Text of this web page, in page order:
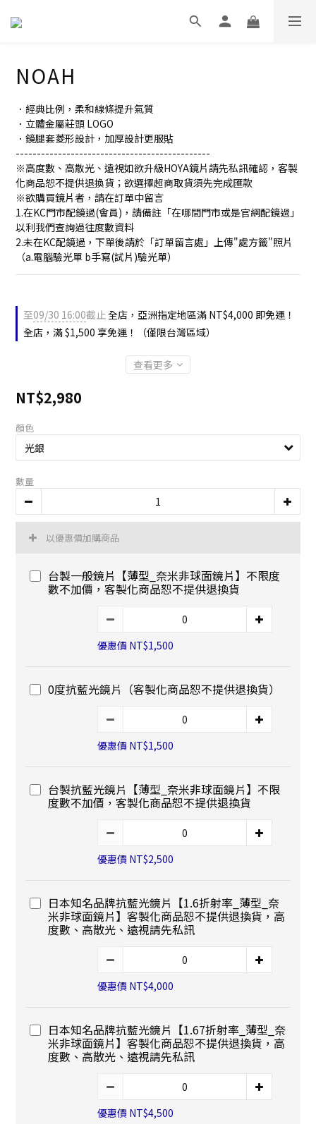
NOAH
．經典比例，柔和線條提升氣質
．立體金屬莊頭 LOGO
．鏡腿套菱形設計，加厚設計更服貼
----------------------------------------------
※高度數、高散光、遠視如欲升級HOYA鏡片請先私訊確認，客製
化商品恕不提供退換貨；欲選擇超商取貨須先完成匯款
※欲購買鏡片者，請在訂單中留言
1.在KC門市配鏡過(會員)，請備註「在哪間門市或是官網配鏡過」
以利我們查詢過往度數資料
2.未在KC配鏡過，下單後請於「訂單留言處」上傳"處方籤"照片
（a.電腦驗光單 b手寫(試片)驗光單）
至09/30 16:00截止全店，亞洲指定地區滿 NT$4,000 即免運！
全店，滿 $1,500 享免運！（僅限台灣區域）
查看更多
NT$2,980
顏色
數量
以優惠價加購商品
台製一般鏡片【薄型_奈米非球面鏡片】不限度
數不加價，客製化商品恕不提供退換貨
優惠價 NT$1,500
0度抗藍光鏡片（客製化商品恕不提供退換貨）
優惠價 NT$1,500
台製抗藍光鏡片【薄型_奈米非球面鏡片】不限
度數不加價，客製化商品恕不提供退換貨
優惠價 NT$2,500
日本知名品牌抗藍光鏡片【1.6折射率_薄型_奈
米非球面鏡片】客製化商品恕不提供退換貨，高
度數、高散光、遠視請先私訊
優惠價 NT$4,000
日本知名品牌抗藍光鏡片【1.67折射率_薄型_奈
米非球面鏡片】客製化商品恕不提供退換貨，高
度數、高散光、遠視請先私訊
優惠價 NT$4,500